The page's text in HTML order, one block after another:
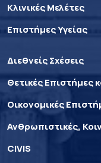
Κλινικές Μελέτες
Επιστήμες Υγείας
Διεθνείς Σχέσεις
Θετικές Επιστήμες
Οικονομικές
Ανθρωπιστικές,
CIVIS